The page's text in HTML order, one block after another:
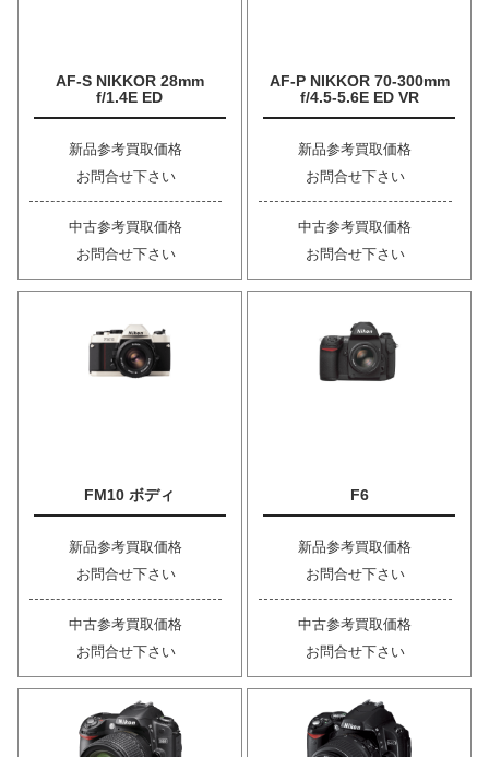
AF-S NIKKOR 28mm
f/1.4E ED
新品参考買取価格
お問合せ下さい
中古参考買取価格
お問合せ下さい
AF-P NIKKOR 70-300mm
f/4.5-5.6E ED VR
新品参考買取価格
お問合せ下さい
中古参考買取価格
お問合せ下さい
FM10 ボディ
新品参考買取価格
お問合せ下さい
中古参考買取価格
お問合せ下さい
F6
新品参考買取価格
お問合せ下さい
中古参考買取価格
お問合せ下さい